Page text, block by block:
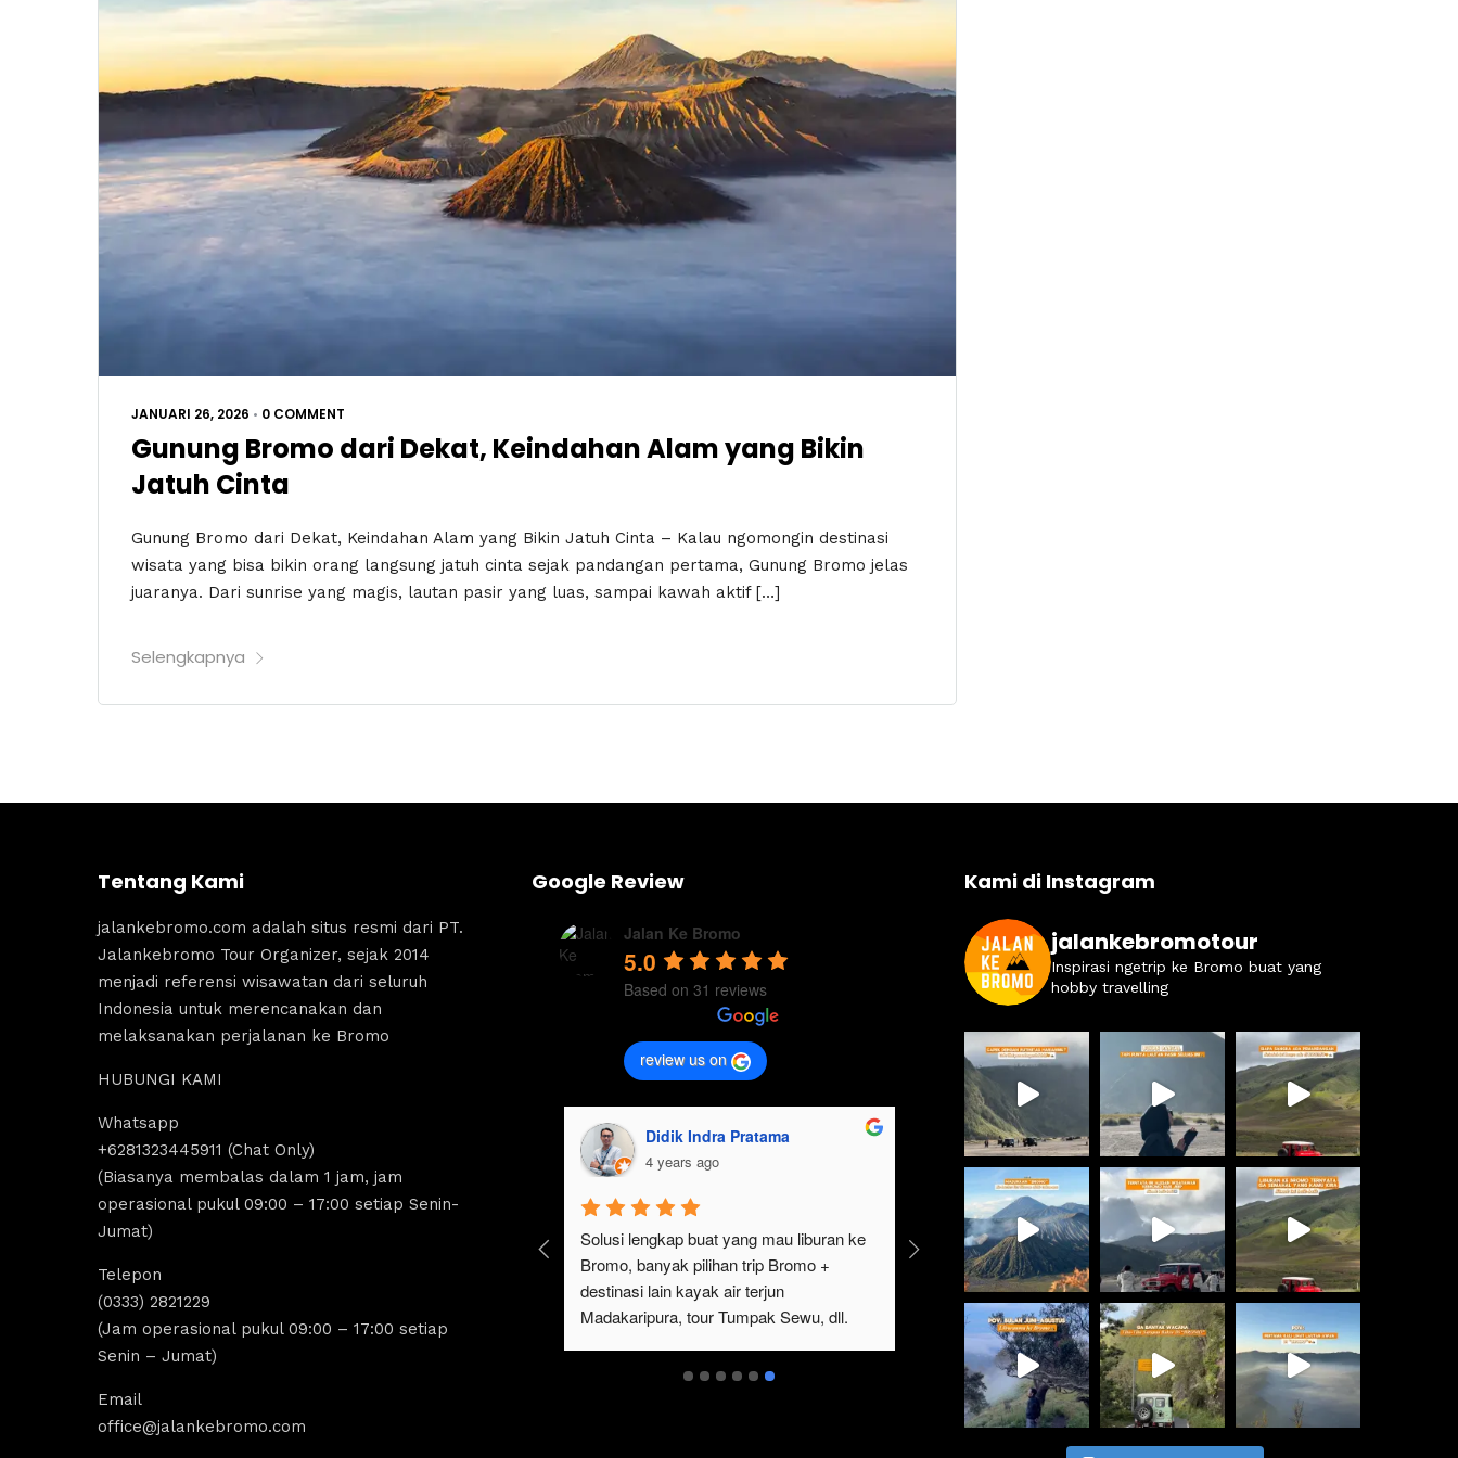
JANUARI 26, 2026 • 0 COMMENT
Gunung Bromo dari Dekat, Keindahan Alam yang Bikin
Jatuh Cinta
Gunung Bromo dari Dekat, Keindahan Alam yang Bikin Jatuh Cinta – Kalau ngomongin destinasi
wisata yang bisa bikin orang langsung jatuh cinta sejak pandangan pertama, Gunung Bromo jelas
juaranya. Dari sunrise yang magis, lautan pasir yang luas, sampai kawah aktif […]
Selengkapnya
Tentang Kami
jalankebromo.com adalah situs resmi dari PT.
Jalankebromo Tour Organizer, sejak 2014
menjadi referensi wisawatan dari seluruh
Indonesia untuk merencanakan dan
melaksanakan perjalanan ke Bromo
HUBUNGI KAMI
Whatsapp
+6281323445911 (Chat Only)
(Biasanya membalas dalam 1 jam, jam
operasional pukul 09:00 – 17:00 setiap Senin-
Jumat)
Telepon
(0333) 2821229
(Jam operasional pukul 09:00 – 17:00 setiap
Senin – Jumat)
Email
office@jalankebromo.com
Google Review
Jalan Ke Bromo
5.0
Based on 31 reviews
review us on
menyediakan sewa
Jeep malang.
aktivitas tour
dan trip bromo.
destinasi Air terjun
amazing banget
4 years ago
bromo, kita bisa melakukan tour bromo
Sunrise dan Sunset.Pokoknya sangat
Didik Indra Pratama
4 years ago
Solusi lengkap buat yang mau liburan ke
Bromo, banyak pilihan trip Bromo +
destinasi lain kayak air terjun
Madakaripura, tour Tumpak Sewu, dll.
Kami di Instagram
jalankebromotour
Inspirasi ngetrip ke Bromo buat yang
hobby travelling